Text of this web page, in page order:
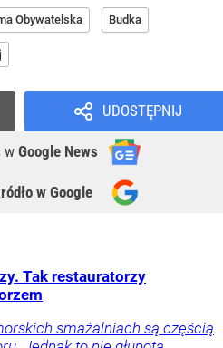
Obywatelska Budka
UDOSTĘPNIJ
w Google News
w Google
Tak restauratorzy
smażalniach są częścią